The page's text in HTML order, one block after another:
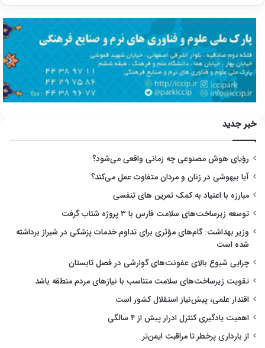
خبر جدید
رؤیای هوش مصنوعی چه زمانی واقعی می‌شود؟
آیا بیهوشی در زنان و مردان متفاوت عمل می‌کند؟
مبارزه با اعتیاد به کمک تمرین های تنفسی
توسعه زیرساخت‌های سلامت فارس با ۳ پروژه شتاب گرفت
وزیر بهداشت: گام‌های مؤثری برای تداوم خدمات پزشکی در شیراز برداشته
شده است
چرایی شیوع بالای عفونت‌های گوارشی در فصل تابستان
تقویت زیرساخت‌های سلامت متناسب با نیازهای مردم منطقه باشد
اقتدار علمی، پیش‌نیاز استقلال کشور است
اهمیت یادگیری کنترل ادرار پیش از ۴ سالگی
از بارداری پرخطر تا مراقبت ایمن‌تر